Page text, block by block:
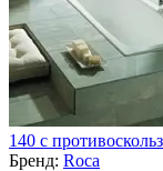
140 с
Бренд: Roca